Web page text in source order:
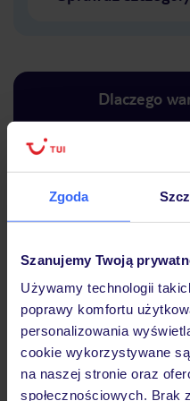
Zgoda
Szanujemy Twoją
Używamy technologii
poprawy komfortu
personalizowania
cookie wykorzystywane
na naszej stronie oraz
społecznościowych. Brak
Dlaczego
Lider niskich cen
Hotel
Opinie